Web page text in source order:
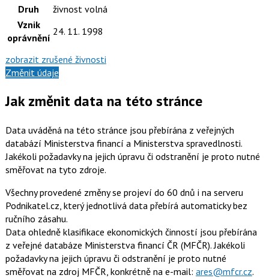
Druh
živnost volná
Vznik
oprávnění
24. 11. 1998
zobrazit zrušené živnosti
Změnit údaje
Jak změnit data na této stránce
Data uváděná na této stránce jsou přebírána z veřejných
databází Ministerstva financí a Ministerstva spravedlnosti.
Jakékoli požadavky na jejich úpravu či odstranění je proto nutné
směřovat na tyto zdroje.
Všechny provedené změny se projeví do 60 dnů i na serveru
Podnikatel.cz, který jednotlivá data přebírá automaticky bez
ručního zásahu.
Data ohledně klasifikace ekonomických činností jsou přebírána
z veřejné databáze Ministerstva financí ČR (MFČR). Jakékoli
požadavky na jejich úpravu či odstranění je proto nutné
směřovat na zdroj MFČR, konkrétně na e-mail: ares@mfcr.cz.